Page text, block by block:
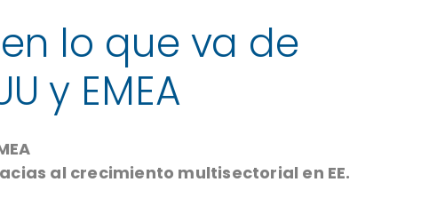
lo que va de
y EMEA
al crecimiento multisectorial en EE.